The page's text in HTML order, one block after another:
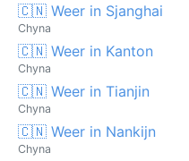
🇨🇳 Weer in Sjanghai
Chyna
🇨🇳 Weer in Kanton
Chyna
🇨🇳 Weer in Tianjin
Chyna
🇨🇳 Weer in Nankijn
Chyna